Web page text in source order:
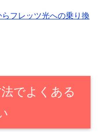
フレッツ光への乗り換
でよくある